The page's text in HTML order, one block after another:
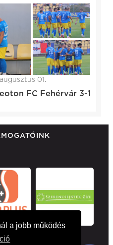
a jobb működés
01.
FC Fehérvár 3-1